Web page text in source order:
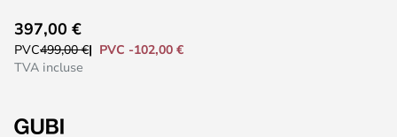
to
the
the
397,00 €
PVC499,00 €
PVC -102,00 €
TVA incluse